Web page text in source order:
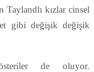
Taylandlı kızlar cinsel
gibi değişik değişik
de oluyor.